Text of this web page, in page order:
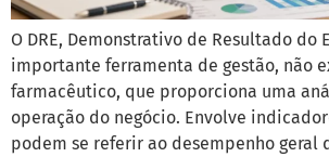
O DRE, Demonstrativo de Resultado do
importante ferramenta de gestão, não
farmacêutico, que proporciona uma
operação do negócio. Envolve
podem se referir ao desempenho geral